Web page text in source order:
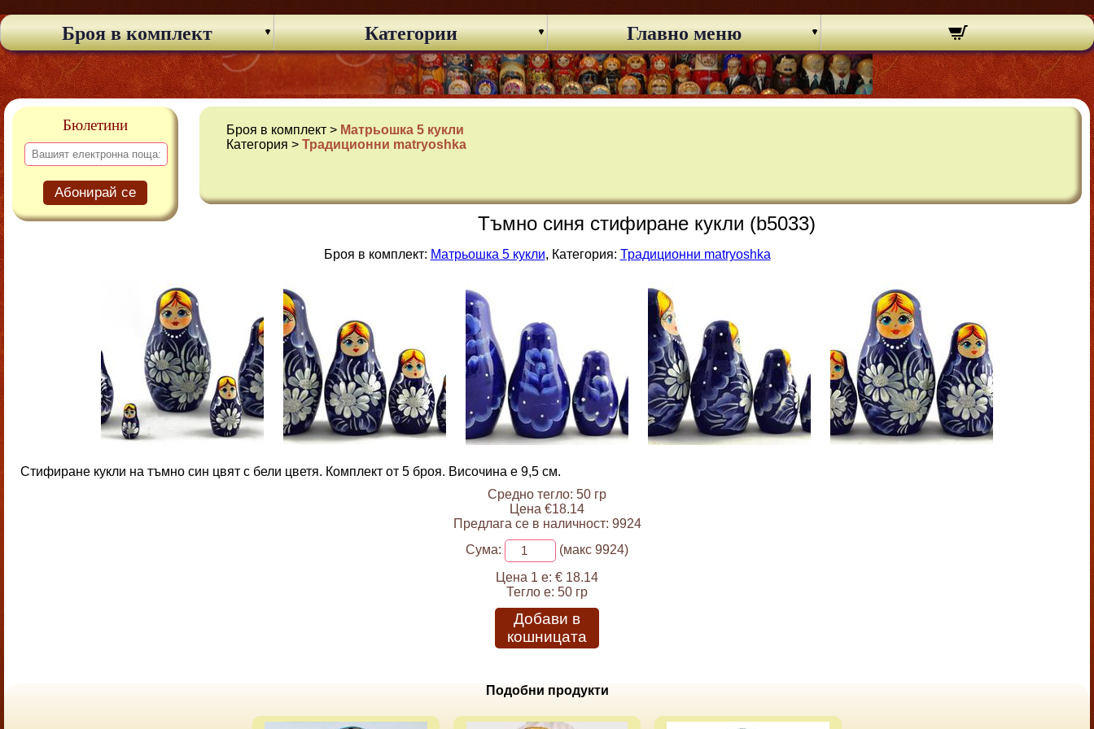
Броя в комплект Категории Главно меню
Бюлетини
Абонирай се
Броя в комплект > Матрьошка 5 кукли
Категория >Традиционни matryoshka
Тъмно синя стифиране кукли (b5033)
Броя в комплект: Матрьошка 5 кукли, Категория: Традиционни matryoshka
Стифиране кукли на тъмно син цвят с бели цветя. Комплект от 5 броя. Височина е 9,5 см.
Средно тегло: 50 гр
Цена €18.14
Предлага се в наличност: 9924
Сума:
(макс 9924)
Цена 1 е: € 18.14
Тегло е: 50 гр
Добави в
кошницата
Подобни продукти